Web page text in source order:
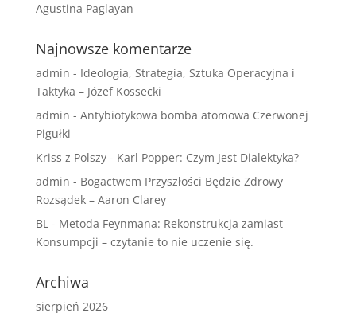
Agustina Paglayan
Najnowsze komentarze
admin - Ideologia, Strategia, Sztuka Operacyjna i
Taktyka – Józef Kossecki
admin - Antybiotykowa bomba atomowa Czerwonej
Pigułki
Kriss z Polszy- Karl Popper: Czym Jest Dialektyka?
admin - Bogactwem Przyszłości Będzie Zdrowy
Rozsądek – Aaron Clarey
BL- Metoda Feynmana: Rekonstrukcja zamiast
Konsumpcji – czytanie to nie uczenie się.
Archiwa
sierpień 2026